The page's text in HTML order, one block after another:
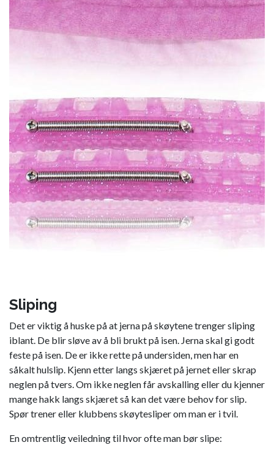
Sliping
Det er viktig å huske på at jerna på skøytene trenger sliping
iblant. De blir sløve av å bli brukt på isen. Jerna skal gi godt
feste på isen. De er ikke rette på undersiden, men har en
såkalt hulslip. Kjenn etter langs skjæret på jernet eller skrap
neglen på tvers. Om ikke neglen får avskalling eller du kjenner
mange hakk langs skjæret så kan det være behov for slip.
Spør trener eller klubbens skøytesliper om man er i tvil.
En omtrentlig veiledning til hvor ofte man bør slipe: